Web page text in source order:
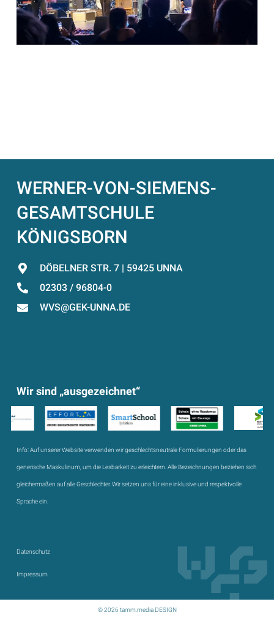
WERNER-VON-SIEMENS-
GESAMTSCHULE
KÖNIGSBORN
DÖBELNER STR. 7 | 59425 UNNA
02303 / 96804-0
WVS@GEK-UNNA.DE
Wir sind „ausgezeichnet“
Info:Auf unserer Website verwenden wir geschlechtsneutrale Formulierungen oder das
generische Maskulinum, um die Lesbarkeit zu erleichtern. Alle Bezeichnungen beziehen sich
gleichermaßen auf alle Geschlechter. Wir setzen uns für eine inklusive und respektvolle
Sprache ein.
Datenschutz
Impressum
© 2026 tamm.media DESIGN